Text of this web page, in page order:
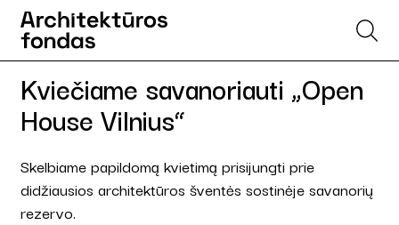
Kviečiame savanoriauti „Open
House Vilnius“
Skelbiame papildomą kvietimą prisijungti prie
didžiausios architektūros šventės sostinėje savanorių
rezervo.